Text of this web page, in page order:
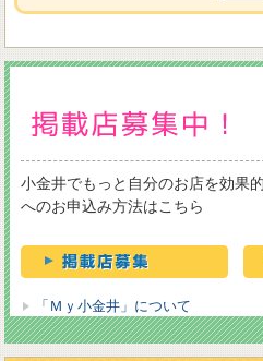
小金井でもっと自分のお店を効果
へのお申込み方法はこちら
「Ｍｙ小金井」について